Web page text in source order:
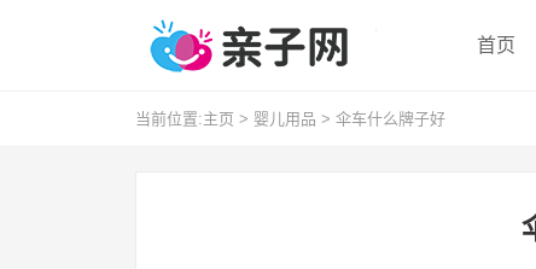
首页
当前位置:主页 > 婴儿用品 > 伞车什么牌子好